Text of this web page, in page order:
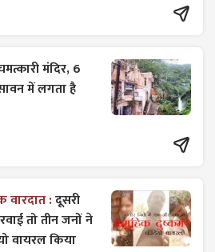
मंदिर, 6
में लगता है
वारदात :दूसरी
तो तीन जनों ने
वायरल किया